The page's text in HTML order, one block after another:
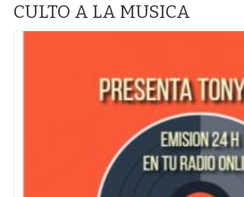
CULTO A LA MUSICA